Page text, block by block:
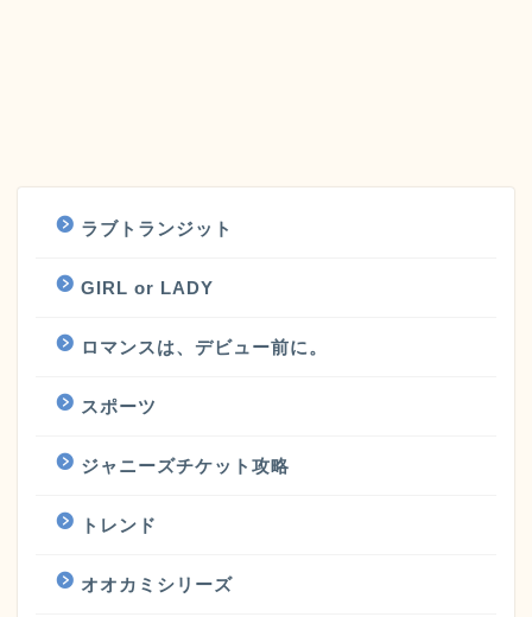
ラブトランジット
GIRL or LADY
ロマンスは、デビュー前に。
スポーツ
ジャニーズチケット攻略
トレンド
オオカミシリーズ